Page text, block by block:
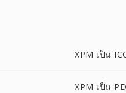
XPM เป็น
XPM เป็น